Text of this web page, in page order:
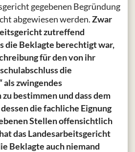
gegebenen Begründung
abgewiesen werden.Zwar
zutreffend
die Beklagte berechtigt war,
für den von ihr
die
als zwingendes
bestimmen und dass dem
die fachliche Eignung
Stellen offensichtlich
das Landesarbeitsgericht
Beklagte auch niemand